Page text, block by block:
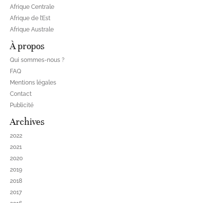
Afrique Centrale
Afrique de l’Est
Afrique Australe
À propos
Qui sommes-nous ?
FAQ
Mentions légales
Contact
Publicité
Archives
2022
2021
2020
2019
2018
2017